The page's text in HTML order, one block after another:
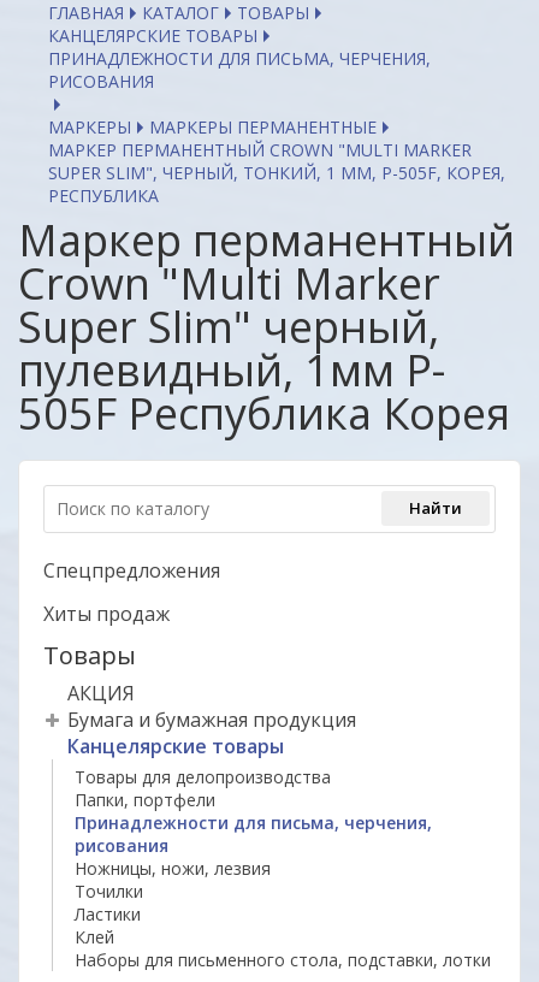
ГЛАВНАЯ КАТАЛОГ
ТОВАРЫ
КАНЦЕЛЯРСКИЕ ТОВАРЫ
ПРИНАДЛЕЖНОСТИ ДЛЯ ПИСЬМА, ЧЕРЧЕНИЯ,
РИСОВАНИЯ
МАРКЕРЫ
МАРКЕРЫ ПЕРМАНЕНТНЫЕ
МАРКЕР ПЕРМАНЕНТНЫЙ CROWN "MULTI MARKER
SUPER SLIM", ЧЕРНЫЙ, ТОНКИЙ, 1 ММ, P-505F, КОРЕЯ,
РЕСПУБЛИКА
Маркер перманентный
Crown "Multi Marker
Super Slim" черный,
пулевидный, 1мм P-
505F Республика Корея
Спецпредложения
Хиты продаж
Товары
АКЦИЯ
Бумага и бумажная продукция
Канцелярские товары
Товары для делопроизводства
Папки, портфели
Принадлежности для письма, черчения,
рисования
Ножницы, ножи, лезвия
Точилки
Ластики
Клей
Наборы для письменного стола, подставки, лотки